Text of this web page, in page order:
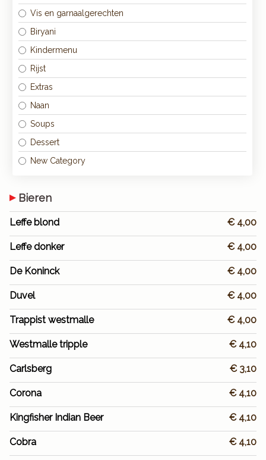
Vis en garnaalgerechten
Biryani
Kindermenu
Rijst
Extras
Naan
Soups
Dessert
New Category
Bieren
Leffe blond € 4,00
Leffe donker € 4,00
De Koninck € 4,00
Duvel € 4,00
Trappist westmalle € 4,00
Westmalle tripple € 4,10
Carlsberg € 3,10
Corona € 4,10
Kingfisher Indian Beer € 4,10
Cobra € 4,10